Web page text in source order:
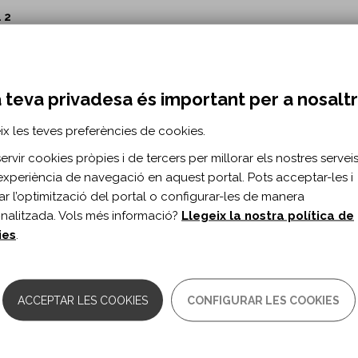
2
0269215520956503
to improve aerobic capacity is
randomised controlled trial.
K, Hill K.
2
0269215520956338
rehabilitation programme for
follow up of a randomised controlled
Christensen B, Maribo T.
2
0269215520956499
teva privadesa és important per a
les teves preferències de cookies.
cookies pròpies i de tercers per millorar els nostres
de navegació en aquest portal. Pots acceptar-les i
l’optimització del portal o configurar-les de manera
Vols més informació? Llegeix la nostra política de
ACCEPTAR LES COOKIES CONFIGURAR LES COOKIES